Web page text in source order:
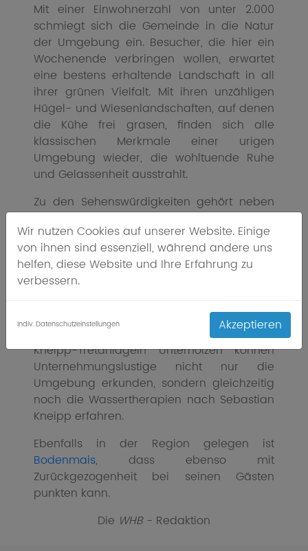
Mit einer Einwohnerzahl von unter 2.000
schmiegt sich die Gemeinde in die Natur
der Umgebung ein. Besucher, die hier ein
Wochenende verbringen wollen, erwartet
eine bestens erhaltende Landschaft in all
ihrer grünen Vielfalt. Mit ihren unzähligen
Hügel- und Wiesenlandschaften, auf denen
die Kühe frei grasen, finden sich alle
klassischen Merkmale einer urigen
Umgebung wieder, die wohltuende Ruhe
und Gelassenheit ausstrahlt.
Zu den Sehenswürdigkeiten gehört neben
der Kirche der Gemeinde vor allem die
Natur, die gerade Wanderinnen und
Wanderer zu erholsamen Spaziergängen
einlädt. Von hier aus können Wanderungen
in jede Himmelsrichtung unternommen
reichen von kurzen Spaziergängen, bis hin
zu ausgedehnten Tagesmärschen. Auf der
Kneipp-Tretanlagein Unterholzen können
Unternehmungslustige nicht nur die
Umgebung erkunden, sondern gleichzeitig
noch die Wassertherapien nach Sebastian
Kneipp erfahren.
Ebenfalls in der Region gelegen ist
Bodenmais, dass ebenso mit
Zurückgezogenheit bei seinen Gästen
punkten kann.
Die WHB- Redaktion
Wir nutzen Cookies auf unserer Website. Einige
von ihnen sind essenziell, während andere uns
helfen, diese Website und Ihre Erfahrung zu
verbessern.
Indiv. Datenschutzeinstellungen Akzeptieren